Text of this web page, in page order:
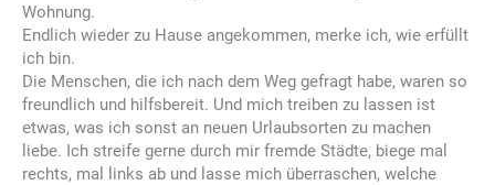
Wohnung.
Endlich wieder zu Hause angekommen, merke ich, wie erfüllt
ich bin.
Die Menschen, die ich nach dem Weg gefragt habe, waren so
freundlich und hilfsbereit. Und mich treiben zu lassen ist
etwas, was ich sonst an neuen Urlaubsorten zu machen
liebe. Ich streife gerne durch mir fremde Städte, biege mal
rechts, mal links ab und lasse mich überraschen, welche